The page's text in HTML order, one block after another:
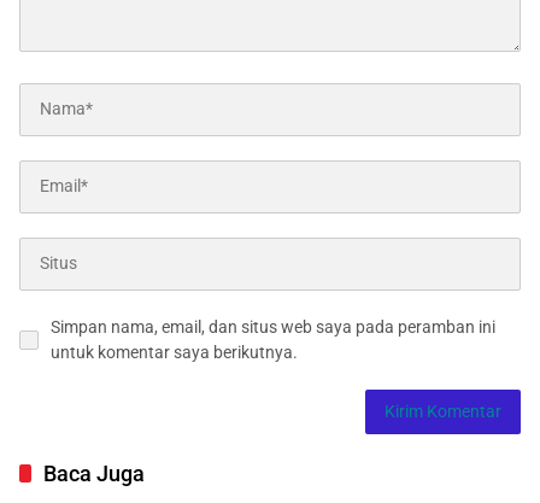
Simpan nama, email, dan situs web saya pada peramban ini
untuk komentar saya berikutnya.
Baca Juga